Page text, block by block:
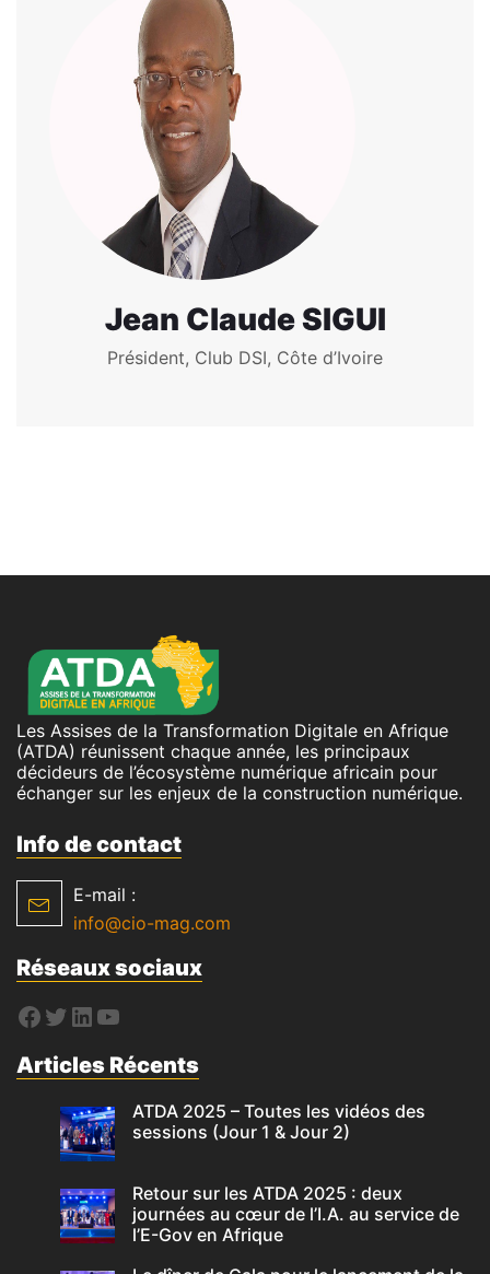
Jean Claude SIGUI
Président, Club DSI, Côte d’Ivoire
Les Assises de la Transformation Digitale en Afrique
(ATDA) réunissent chaque année, les principaux
décideurs de l’écosystème numérique africain pour
échanger sur les enjeux de la construction numérique.
Info de contact
E-mail :
info@cio-mag.com
Réseaux sociaux
Articles Récents
ATDA 2025 – Toutes les vidéos des
sessions (Jour 1 & Jour 2)
Retour sur les ATDA 2025 : deux
journées au cœur de l’I.A. au service de
l’E-Gov en Afrique